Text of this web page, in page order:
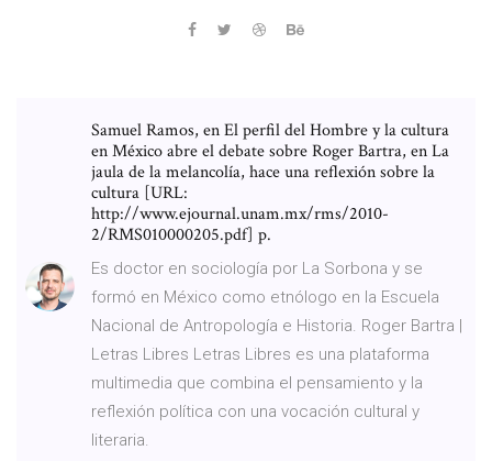
Samuel Ramos, en El perfil del Hombre y la cultura
en México abre el debate sobre Roger Bartra, en La
jaula de la melancolía, hace una reflexión sobre la
cultura [URL:
http://www.ejournal.unam.mx/rms/2010-
2/RMS010000205.pdf] p.
Es doctor en sociología por La Sorbona y se
formó en México como etnólogo en la Escuela
Nacional de Antropología e Historia. Roger Bartra |
Letras Libres Letras Libres es una plataforma
multimedia que combina el pensamiento y la
reflexión política con una vocación cultural y
literaria.